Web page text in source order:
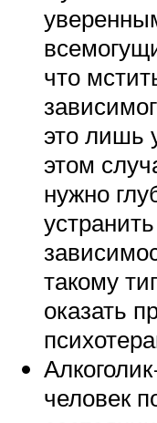
что
это лишь
этом
нужно
такому
оказать
человек